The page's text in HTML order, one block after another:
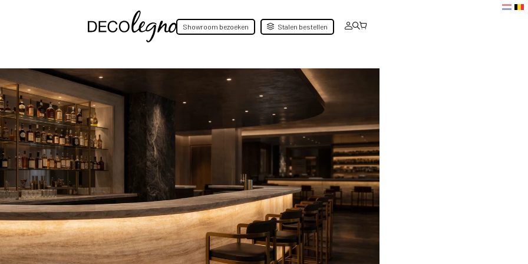
Showroom bezoeken Stalen bestellen